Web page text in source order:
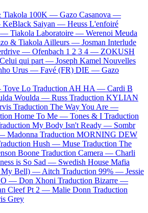
Tiakola 100K — Gazo Casanova —
KeBlack Saiyan — Heuss L'enfoiré
— Tiakola Laboratoire — Werenoi Meuda
& Tiakola Ailleurs — Josman Interlude
— Ofenbach 1 2 3 4 — ZOKUSH
Celui qui part — Joseph Kamel Nouvelles
Urus — Favé (FR) DIE — Gazo
Tove Lo Traduction AH HA — Cardi B
Woulda — Russ Traduction KYLIAN
Traduction The Way You Are —
Home To Me — Tones & I Traduction
My Body Isn't Ready — Sombr
Madonna Traduction MORNING DEW
Hush — Muse Traduction The
Boone Traduction Camera — Charli
is So Sad — Swedish House Mafia
My Bell) — Aitch Traduction 99% — Jessie
— Don Xhoni Traduction Bizarre —
Cleef Pt 2 — Malie Donn Traduction
Grey